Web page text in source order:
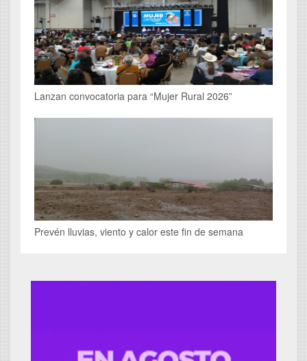
Lanzan convocatoria para “Mujer Rural 2026”
Prevén lluvias, viento y calor este fin de semana